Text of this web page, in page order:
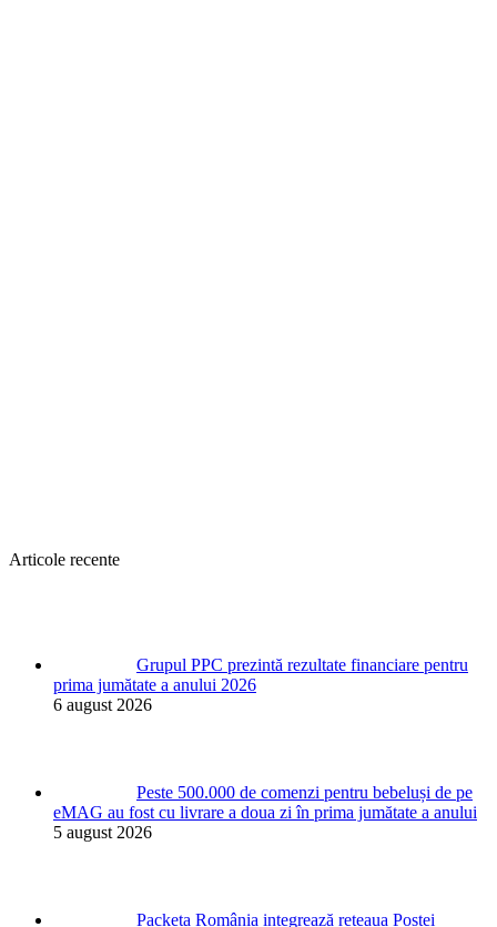
Articole recente
Grupul PPC prezintă rezultate financiare pentru
prima jumătate a anului 2026
6 august 2026
Peste 500.000 de comenzi pentru bebeluși de pe
eMAG au fost cu livrare a doua zi în prima jumătate a anului
5 august 2026
Packeta România integrează rețeaua Poștei